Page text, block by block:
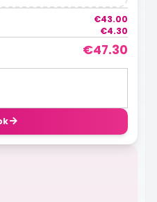
€43.00
€4.30
€47.30